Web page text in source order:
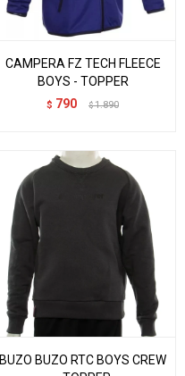
CAMPERA FZ TECH FLEECE
BOYS - TOPPER
$ 790 $ 1.890
BUZO BUZO RTC BOYS CREW